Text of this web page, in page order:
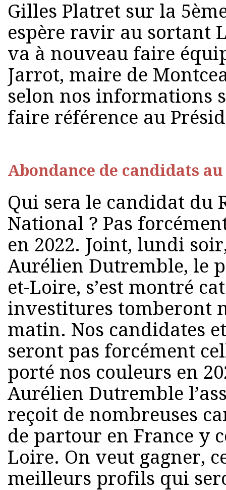
Gilles Platret sur la
espère ravir au sortant
va à nouveau faire
Jarrot, maire de
selon nos informations
faire référence au
Abondance de candidats au
Qui sera le candidat du
National ? Pas
en 2022. Joint, lundi
Aurélien Dutremble, le
et-Loire, s’est montré
investitures tomberont
matin. Nos candidates
seront pas forcément
porté nos couleurs en
Aurélien Dutremble
reçoit de nombreuses
de partour en France y
Loire. On veut gagner,
meilleurs profils qui